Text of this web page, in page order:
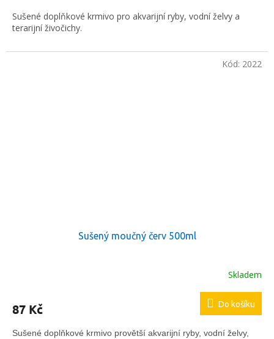
Sušené doplňkové krmivo pro akvarijní ryby, vodní želvy a
terarijní živočichy.
Sušený moučný červ 500ml
Skladem
87 Kč Do košíku
Sušené doplňkové krmivo provětší akvarijní ryby, vodní želvy,
Kód: 2022